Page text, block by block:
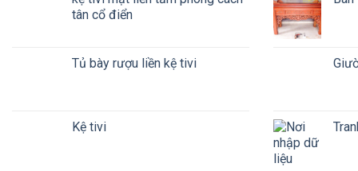
tân cổ điển
Tủ bày rượu liền kệ tivi
Kệ tivi